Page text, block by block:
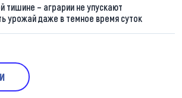
тишине – аграрии не упускают
урожай даже в темное время суток